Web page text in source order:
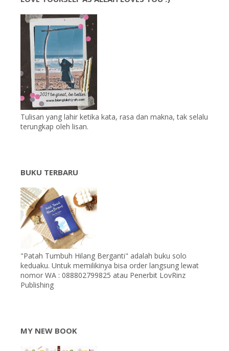
Tulisan yang lahir ketika kata, rasa dan makna, tak selalu
terungkap oleh lisan.
BUKU TERBARU
"Patah Tumbuh Hilang Berganti" adalah buku solo
keduaku. Untuk memilikinya bisa order langsung lewat
nomor WA : 088802799825 atau Penerbit LovRinz
Publishing
MY NEW BOOK